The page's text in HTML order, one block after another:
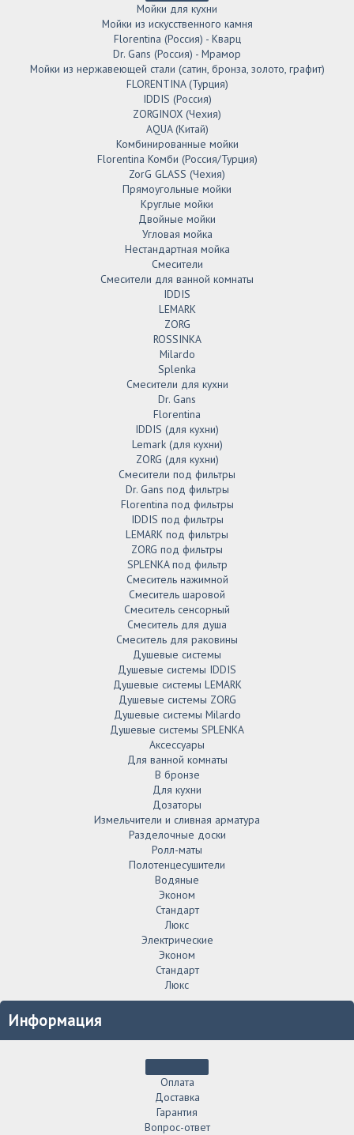
Мойки для кухни
Мойки из искусственного камня
Florentina (Россия) - Кварц
Dr. Gans (Россия) - Мрамор
Мойки из нержавеющей стали (сатин, бронза, золото, графит)
FLORENTINA (Турция)
IDDIS (Россия)
ZORGINOX (Чехия)
AQUA (Китай)
Комбинированные мойки
Florentina Комби (Россия/Турция)
ZorG GLASS (Чехия)
Прямоугольные мойки
Круглые мойки
Двойные мойки
Угловая мойка
Нестандартная мойка
Смесители
Смесители для ванной комнаты
IDDIS
LEMARK
ZORG
ROSSINKA
Milardo
Splenka
Смесители для кухни
Dr. Gans
Florentina
IDDIS (для кухни)
Lemark (для кухни)
ZORG (для кухни)
Смесители под фильтры
Dr. Gans под фильтры
Florentina под фильтры
IDDIS под фильтры
LEMARK под фильтры
ZORG под фильтры
SPLENKA под фильтр
Смеситель нажимной
Смеситель шаровой
Смеситель сенсорный
Смеситель для душа
Смеситель для раковины
Душевые системы
Душевые системы IDDIS
Душевые системы LEMARK
Душевые системы ZORG
Душевые системы Milardo
Душевые системы SPLENKA
Аксессуары
Для ванной комнаты
В бронзе
Для кухни
Дозаторы
Измельчители и сливная арматура
Разделочные доски
Ролл-маты
Полотенцесушители
Водяные
Эконом
Стандарт
Люкс
Электрические
Эконом
Стандарт
Люкс
Информация
Оплата
Доставка
Гарантия
Вопрос-ответ